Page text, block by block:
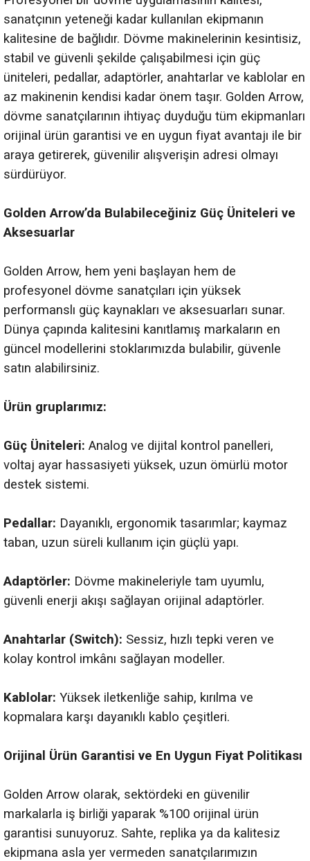
sanatçının yeteneği kadar kullanılan ekipmanın
kalitesine de bağlıdır. Dövme makinelerinin kesintisiz,
stabil ve güvenli şekilde çalışabilmesi için güç
üniteleri, pedallar, adaptörler, anahtarlar ve kablolar en
az makinenin kendisi kadar önem taşır. Golden Arrow,
dövme sanatçılarının ihtiyaç duyduğu tüm ekipmanları
orijinal ürün garantisi ve en uygun fiyat avantajı ile bir
araya getirerek, güvenilir alışverişin adresi olmayı
sürdürüyor.
Golden Arrow’da Bulabileceğiniz Güç Üniteleri ve
Aksesuarlar
Golden Arrow, hem yeni başlayan hem de
profesyonel dövme sanatçıları için yüksek
performanslı güç kaynakları ve aksesuarları sunar.
Dünya çapında kalitesini kanıtlamış markaların en
güncel modellerini stoklarımızda bulabilir, güvenle
satın alabilirsiniz.
Ürün gruplarımız:
Güç Üniteleri: Analog ve dijital kontrol panelleri,
voltaj ayar hassasiyeti yüksek, uzun ömürlü motor
destek sistemi.
Pedallar: Dayanıklı, ergonomik tasarımlar; kaymaz
taban, uzun süreli kullanım için güçlü yapı.
Adaptörler: Dövme makineleriyle tam uyumlu,
güvenli enerji akışı sağlayan orijinal adaptörler.
Anahtarlar (Switch): Sessiz, hızlı tepki veren ve
kolay kontrol imkânı sağlayan modeller.
Kablolar: Yüksek iletkenliğe sahip, kırılma ve
kopmalara karşı dayanıklı kablo çeşitleri.
Orijinal Ürün Garantisi ve En Uygun Fiyat Politikası
Golden Arrow olarak, sektördeki en güvenilir
markalarla iş birliği yaparak %100 orijinal ürün
garantisi sunuyoruz. Sahte, replika ya da kalitesiz
ekipmana asla yer vermeden sanatçılarımızın